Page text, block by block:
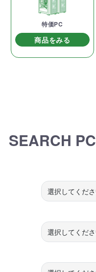
特価PC
商品をみる
SEARCH PC